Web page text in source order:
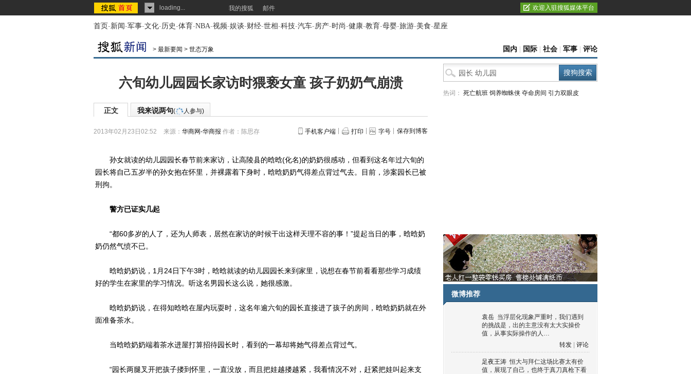
loading... 我的搜狐 邮件 欢迎入驻搜狐媒体平台
首页-新闻-军事-文化-历史-体育-NBA-视频-娱谈-财经-世相-科技-汽车-房产-时尚-健康-教育-母婴-旅游-美食-星座
> 最新要闻 > 世态万象 国内 国际 社会 军事 评论
六旬幼儿园园长家访时猥亵女童 孩子奶奶气崩溃
正文 我来说两句( 人参与)
2013年02月23日02:52 来源： 华商网-华商报 作者：陈思存 手机客户端 打印 字号 保存到博客
孙女就读的幼儿园园长春节前来家访，让高陵县的晗晗(化名)的奶奶很感动，但看到这名年过六旬的
园长将自己五岁半的孙女抱在怀里，并裸露着下身时，晗晗奶奶气得差点背过气去。目前，涉案园长已被
刑拘。
警方已证实几起
“都60多岁的人了，还为人师表，居然在家访的时候干出这样天理不容的事！”提起当日的事，晗晗奶
奶仍然气愤不已。
晗晗奶奶说，1月24日下午3时，晗晗就读的幼儿园园长来到家里，说想在春节前看看那些学习成绩
好的学生在家里的学习情况。听这名男园长这么说，她很感激。
晗晗奶奶说，在得知晗晗在屋内玩耍时，这名年逾六旬的园长直接进了孩子的房间，晗晗奶奶就在外
面准备茶水。
当晗晗奶奶端着茶水进屋打算招待园长时，看到的一幕却将她气得差点背过气。
“园长两腿叉开把孩子搂到怀里，一直没放，而且把娃越搂越紧，我看情况不对，赶紧把娃叫起来支
热词： 死亡航班 饲养蜘蛛侠 夺命房间 引力双眼皮
微博推荐
袁岳 当浮层化现象严重时，我们遇到
的挑战是，出的主意没有太大实操价
值，从事实际操作的人…
转发
评论
足夜王涛 恒大与拜仁这场比赛太有价
值，展现了自己，也终于真刀真枪下看